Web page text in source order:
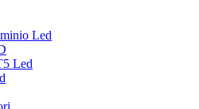
Led
Led